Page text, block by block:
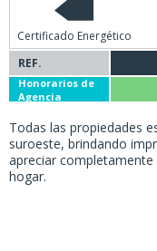
Certificado Energético
REF.
Honorarios de
Agencia
Todas las propiedades
suroeste, brindando
apreciar
hogar.